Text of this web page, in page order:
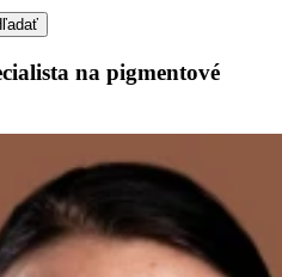
na pigmentové